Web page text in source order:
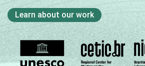
Learn about our work